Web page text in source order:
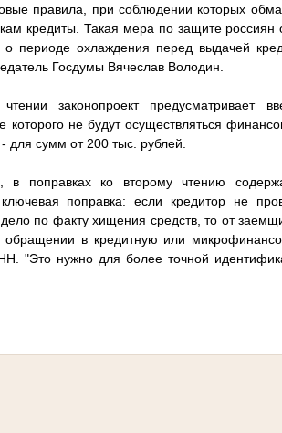
правила, при соблюдении которых
кредиты. Такая мера по защите россиян
о периоде охлаждения перед выдачей
Госдумы Вячеслав Володин.
законопроект предусматривает
которого не будут осуществляться
для сумм от 200 тыс. рублей.
в поправках ко второму чтению
поправка: если кредитор не
по факту хищения средств, то от
обращении в кредитную или
"Это нужно для более точной